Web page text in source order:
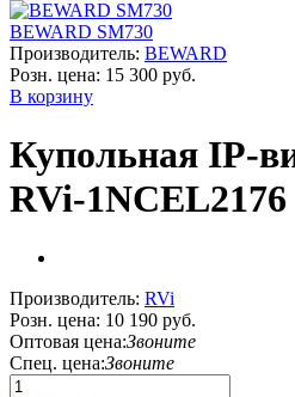
BEWARD SM730
Производитель: BEWARD
Розн. цена: 15 300 руб.
В корзину
Купольная IP-
RVi-
Производитель: RVi
Розн. цена: 10 190 руб.
Оптовая цена:Звоните
Спец. цена:Звоните